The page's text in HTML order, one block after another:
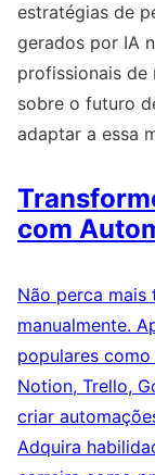
estratégias de
gerados por IA
profissionais de
sobre o futuro
adaptar a essa
com
Não perca
manualmente.
populares como
Notion, Trello,
criar
Adquira